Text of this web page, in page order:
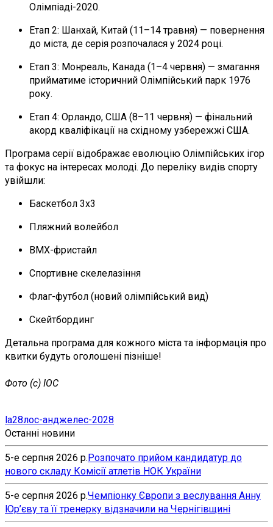
Олімпіаді-2020.
Етап 2: Шанхай, Китай (11–14 травня) — повернення
до міста, де серія розпочалася у 2024 році.
Етап 3: Монреаль, Канада (1–4 червня) — змагання
прийматиме історичний Олімпійський парк 1976
року.
Етап 4: Орландо, США (8–11 червня) — фінальний
акорд кваліфікації на східному узбережжі США.
Програма серії відображає еволюцію Олімпійських ігор
та фокус на інтересах молоді. До переліку видів спорту
увійшли:
Баскетбол 3х3
Пляжний волейбол
BMX-фристайл
Спортивне скелелазіння
Флаг-футбол (новий олімпійський вид)
Скейтбординг
Детальна програма для кожного міста та інформація про
квитки будуть оголошені пізніше!
Фото (с) IOC
la28лос-анджелес-2028
Останні новини
5-е серпня 2026 р.Розпочато прийом кандидатур до
нового складу Комісії атлетів НОК України
5-е серпня 2026 р.Чемпіонку Європи з веслування Анну
Юр’єву та її тренерку відзначили на Чернігівщині